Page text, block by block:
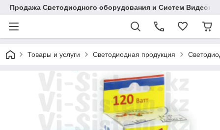
Продажа Светодиодного оборудования и Систем
Товары и услуги Светодиодная продукция